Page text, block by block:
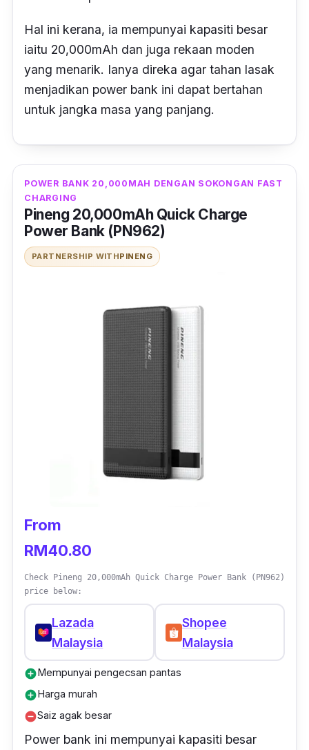
Hal ini kerana, ia mempunyai kapasiti besar
iaitu 20,000mAh dan juga rekaan moden
yang menarik. Ianya direka agar tahan lasak
menjadikan power bank ini dapat bertahan
untuk jangka masa yang panjang.
POWER BANK 20,000MAH DENGAN SOKONGAN FAST
CHARGING
Pineng 20,000mAh Quick Charge
Power Bank (PN962)
PARTNERSHIP WITHPINENG
From
RM40.80
Check Pineng 20,000mAh Quick Charge Power Bank (PN962)
price below:
Lazada
Malaysia
Shopee
Malaysia
add_circleMempunyai pengecsan pantas
add_circleHarga murah
remove_circleSaiz agak besar
Power bank ini mempunyai kapasiti besar